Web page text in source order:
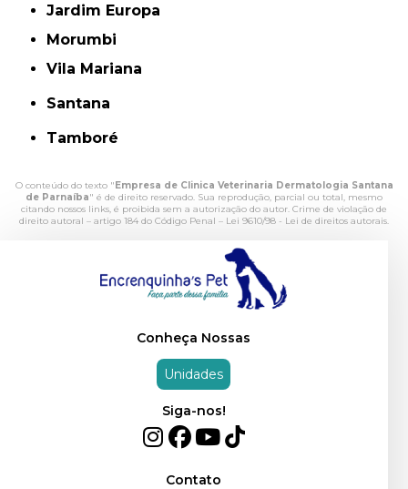
Jardim Europa
Morumbi
Vila Mariana
Santana
Tamboré
O conteúdo do texto "Empresa de Clinica Veterinaria Dermatologia Santana
de Parnaíba" é de direito reservado. Sua reprodução, parcial ou total, mesmo
citando nossos links, é proibida sem a autorização do autor. Crime de violação de
direito autoral – artigo 184 do Código Penal – Lei 9610/98 - Lei de direitos autorais.
Conheça Nossas
Unidades
Siga-nos!
Contato